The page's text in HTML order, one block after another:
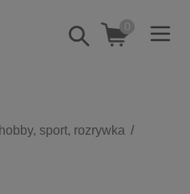
Pokaż/schowaj
wyszukiwarkę
0
hobby, sport, rozrywka